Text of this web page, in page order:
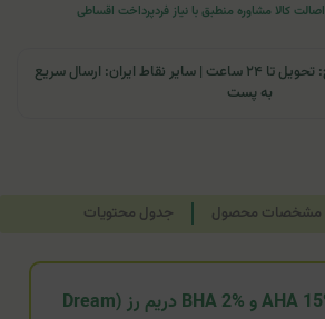
اصالت کالا مشاوره منطبق با نیاز فردپرداخت اقساطی
ارسال سریع | تهران و کرج: تحویل تا ۲۴ ساعت | سایر نقاط ایران: ارسال سریع
به پست
مشخصات محصول جدول محتویات
سرم لایه بردار AHA 15% و BHA 2% دریم رز (Dream